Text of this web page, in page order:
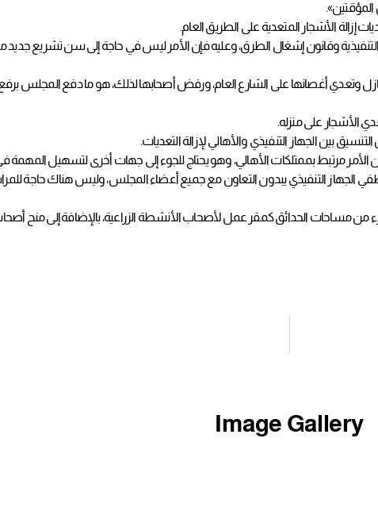
الأشجار المتعدية على الطريق العام.
وقانون إشغال الطرق، وعليه فإن الأمر ليس في حاجة إلى سن تشريع
وتعدي أغصانها على الشارع العام، ورفض أصحابها لذلك، هو ما دفع المجلس
الأشجار على منزله.
بين الجهاز التنفيذي والأهالي لإزالة التعديات.
مرتبط بممتلكات الأهالي، وهو يحتاج للجوء إلى جهات أخرى لتسهيل المهمة في
الجهاز التنفيذي يبدون التعاون مع جميع أعضاء المجلس، وليس هناك حاجة
مساحات الحدائق كمقر عمل لأصحاب الأنشطة الزراعية، بالإضافة إلى منح
Image Gallery